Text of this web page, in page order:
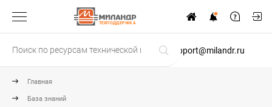
ТЕХПОДДЕРЖКА
support@milandr.ru
Главная
База знаний